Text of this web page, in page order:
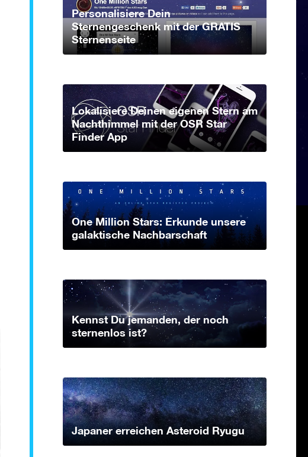
Personalisiere Dein
Sternengeschenk mit der GRATIS
Sternenseite
Lokalisiere Deinen eigenen Stern am
Nachthimmel mit der OSR Star
Finder App
One Million Stars: Erkunde unsere
galaktische Nachbarschaft
Kennst Du jemanden, der noch
sternenlos ist?
Japaner erreichen Asteroid Ryugu